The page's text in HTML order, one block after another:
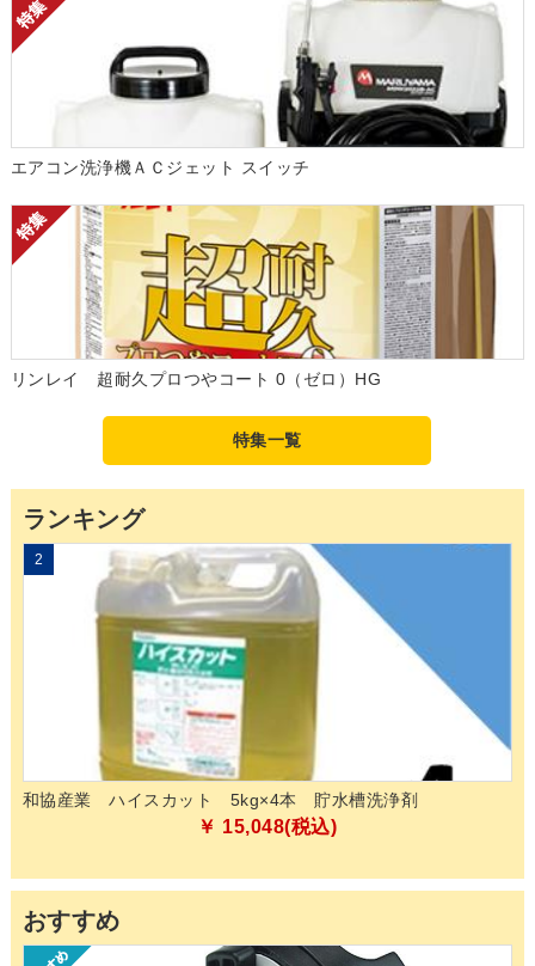
エアコン洗浄機ＡＣジェット スイッチ
リンレイ 超耐久プロつやコート 0（ゼロ）HG
特集一覧
ランキング
2
和協産業 ハイスカット 5kg×4本 貯水槽洗浄剤
￥ 15,048(税込)
おすすめ